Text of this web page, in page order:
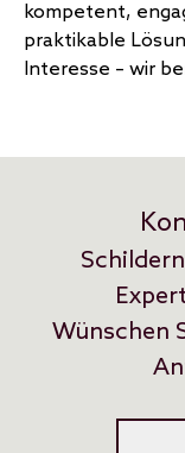
kompetent,
praktikable
Interesse – wir
Wünschen